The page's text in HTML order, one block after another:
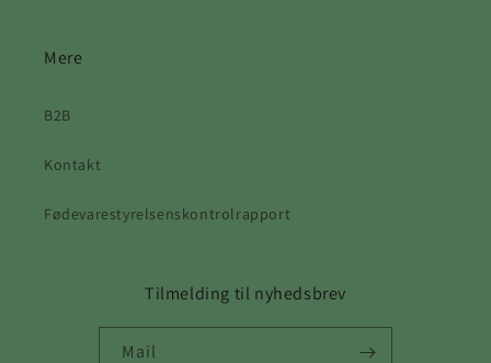
Mere
B2B
Kontakt
Fødevarestyrelsenskontrolrapport
Tilmelding til nyhedsbrev
Mail